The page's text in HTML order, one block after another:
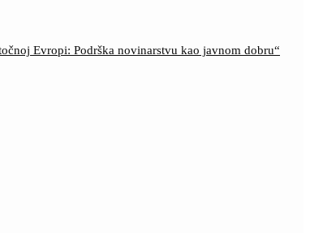
Evropi: Podrška novinarstvu kao javnom dobru“